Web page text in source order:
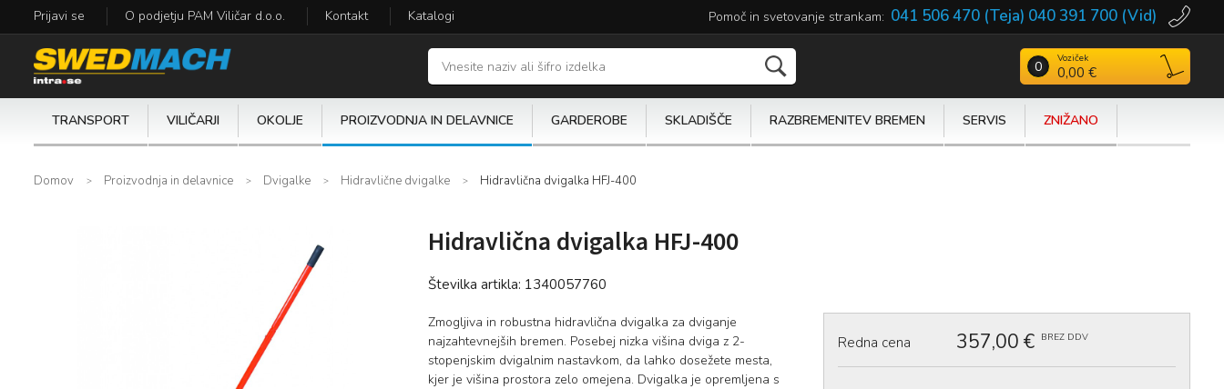
Prijavi se O podjetju PAM Viličar d.o.o. Kontakt Katalogi Pomoč in svetovanje strankam: 041 506 470 (Teja) 040 391 700 (Vid)
0 Voziček
0,00 €
TRANSPORT VILIČARJI OKOLJE PROIZVODNJA IN DELAVNICE GARDEROBE SKLADIŠČE RAZBREMENITEV BREMEN SERVIS ZNIŽANO
Domov Proizvodnja in delavnice Dvigalke Hidravlične dvigalke Hidravlična dvigalka HFJ-400
Hidravlična dvigalka HFJ-400
Številka artikla: 1340057760
Zmogljiva in robustna hidravlična dvigalka za dviganje
najzahtevnejših bremen. Posebej nizka višina dviga z 2-
stopenjskim dvigalnim nastavkom, da lahko dosežete mesta,
kjer je višina prostora zelo omejena. Dvigalka je opremljena s
Redna cena 357,00 € BREZ DDV